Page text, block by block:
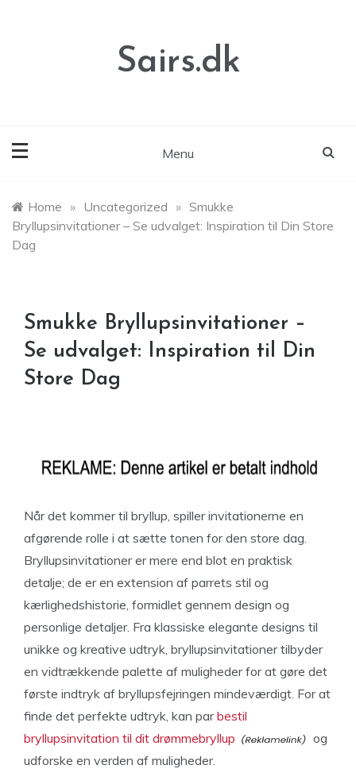
Sairs.dk
Menu
Home » Uncategorized » Smukke
Bryllupsinvitationer – Se udvalget: Inspiration til Din Store
Dag
Smukke Bryllupsinvitationer –
Se udvalget: Inspiration til Din
Store Dag
Når det kommer til bryllup, spiller invitationerne en
afgørende rolle i at sætte tonen for den store dag.
Bryllupsinvitationer er mere end blot en praktisk
detalje; de er en extension af parrets stil og
kærlighedshistorie, formidlet gennem design og
personlige detaljer. Fra klassiske elegante designs til
unikke og kreative udtryk, bryllupsinvitationer tilbyder
en vidtrækkende palette af muligheder for at gøre det
første indtryk af bryllupsfejringen mindeværdigt. For at
finde det perfekte udtryk, kan parbestil
bryllupsinvitation til dit drømmebryllup
og
udforske en verden af muligheder.